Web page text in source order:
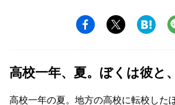
高校一年、夏。ぼくは彼と
高校一年の夏。地方の高校に転校した